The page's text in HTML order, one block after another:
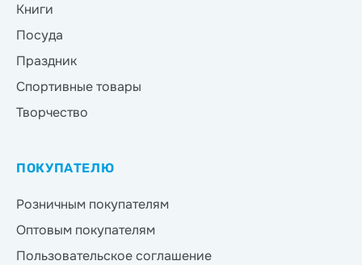
Книги
Посуда
Праздник
Спортивные товары
Творчество
ПОКУПАТЕЛЮ
Розничным покупателям
Оптовым покупателям
Пользовательское соглашение